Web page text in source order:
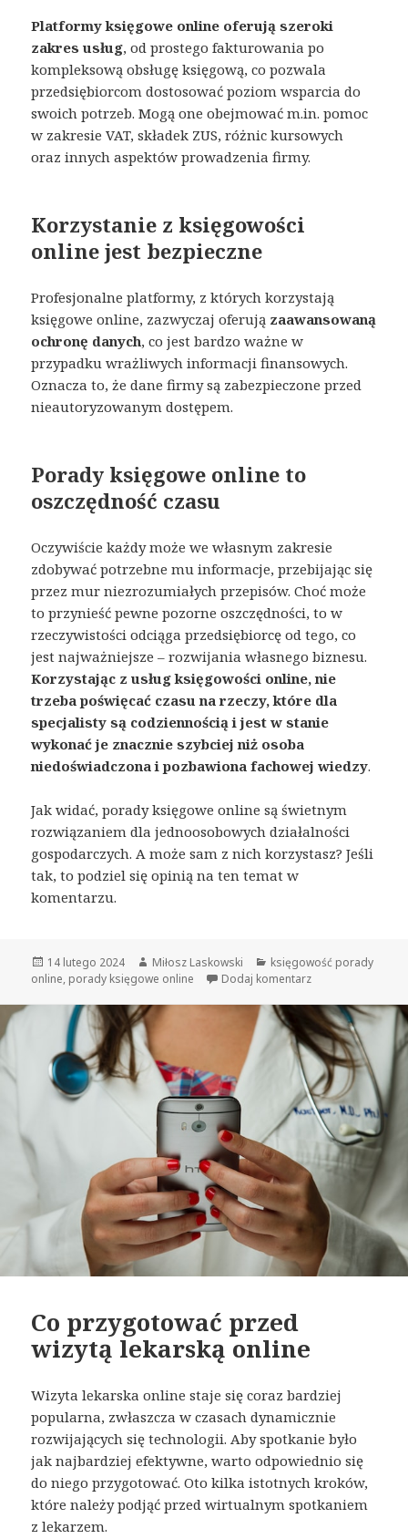
Platformy księgowe online oferują szeroki
zakres usług, od prostego fakturowania po
kompleksową obsługę księgową, co pozwala
przedsiębiorcom dostosować poziom wsparcia do
swoich potrzeb. Mogą one obejmować m.in. pomoc
w zakresie VAT, składek ZUS, różnic kursowych
oraz innych aspektów prowadzenia firmy.
Korzystanie z księgowości
online jest bezpieczne
Profesjonalne platformy, z których korzystają
księgowe online, zazwyczaj oferują zaawansowaną
ochronę danych, co jest bardzo ważne w
przypadku wrażliwych informacji finansowych.
Oznacza to, że dane firmy są zabezpieczone przed
nieautoryzowanym dostępem.
Porady księgowe online to
oszczędność czasu
Oczywiście każdy może we własnym zakresie
zdobywać potrzebne mu informacje, przebijając się
przez mur niezrozumiałych przepisów. Choć może
to przynieść pewne pozorne oszczędności, to w
rzeczywistości odciąga przedsiębiorcę od tego, co
jest najważniejsze – rozwijania własnego biznesu.
Korzystając z usług księgowości online, nie
trzeba poświęcać czasu na rzeczy, które dla
specjalisty są codziennością i jest w stanie
wykonać je znacznie szybciej niż osoba
niedoświadczona i pozbawiona fachowej wiedzy.
Jak widać, porady księgowe online są świetnym
rozwiązaniem dla jednoosobowych działalności
gospodarczych. A może sam z nich korzystasz? Jeśli
tak, to podziel się opinią na ten temat w
komentarzu.
Opublikowano
14 lutego 2024 Autor
Miłosz Laskowski Kategorie
księgowość porady
online, porady księgowe online Dodaj komentarz
Co przygotować przed
wizytą lekarską online
Wizyta lekarska online staje się coraz bardziej
popularna, zwłaszcza w czasach dynamicznie
rozwijających się technologii. Aby spotkanie było
jak najbardziej efektywne, warto odpowiednio się
do niego przygotować. Oto kilka istotnych kroków,
które należy podjąć przed wirtualnym spotkaniem
z lekarzem.